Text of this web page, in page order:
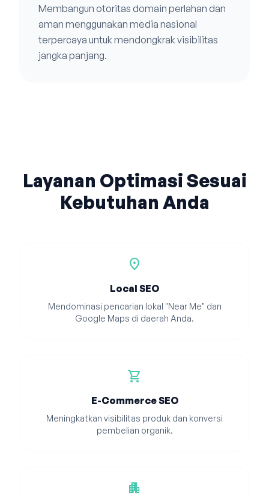
Membangun otoritas domain perlahan dan
aman menggunakan media nasional
terpercaya untuk mendongkrak visibilitas
jangka panjang.
Layanan Optimasi Sesuai
Kebutuhan Anda
location_on
Local SEO
Mendominasi pencarian lokal "Near Me" dan
Google Maps di daerah Anda.
shopping_cart
E-Commerce SEO
Meningkatkan visibilitas produk dan konversi
pembelian organik.
apartment